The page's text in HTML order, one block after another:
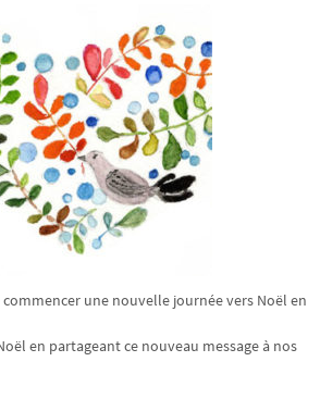
une nouvelle journée vers Noël en
en partageant ce nouveau message à nos